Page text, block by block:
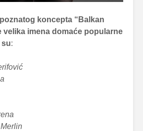
koncepta “Balkan
velika imena domaće popularne
su: